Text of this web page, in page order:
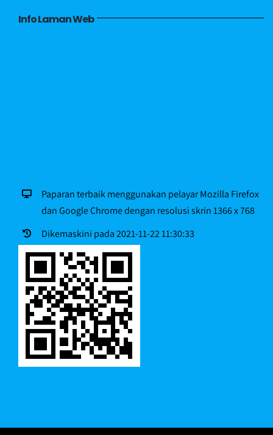
Info Laman Web
Paparan terbaik menggunakan pelayar Mozilla Firefox
dan Google Chrome dengan resolusi skrin 1366 x 768
Dikemaskini pada 2021-11-22 11:30:33